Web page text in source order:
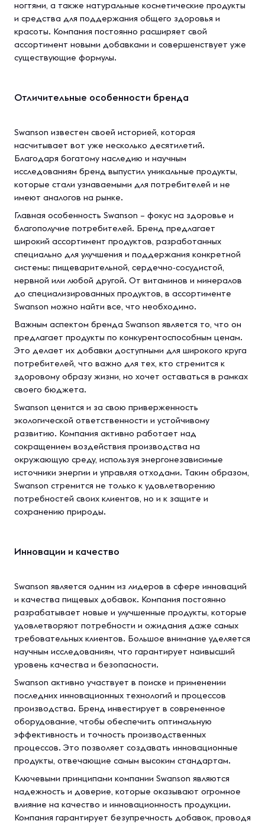
ногтями, а также натуральные косметические продукты
и средства для поддержания общего здоровья и
красоты. Компания постоянно расширяет свой
ассортимент новыми добавками и совершенствует уже
существующие формулы.
Отличительные особенности бренда
Swanson известен своей историей, которая
насчитывает вот уже несколько десятилетий.
Благодаря богатому наследию и научным
исследованиям бренд выпустил уникальные продукты,
которые стали узнаваемыми для потребителей и не
имеют аналогов на рынке.
Главная особенность Swanson – фокус на здоровье и
благополучие потребителей. Бренд предлагает
широкий ассортимент продуктов, разработанных
специально для улучшения и поддержания конкретной
системы: пищеварительной, сердечно-сосудистой,
нервной или любой другой. От витаминов и минералов
до специализированных продуктов, в ассортименте
Swanson можно найти все, что необходимо.
Важным аспектом бренда Swanson является то, что он
предлагает продукты по конкурентоспособным ценам.
Это делает их добавки доступными для широкого круга
потребителей, что важно для тех, кто стремится к
здоровому образу жизни, но хочет оставаться в рамках
своего бюджета.
Swanson ценится и за свою приверженность
экологической ответственности и устойчивому
развитию. Компания активно работает над
сокращением воздействия производства на
окружающую среду, используя энергонезависимые
источники энергии и управляя отходами. Таким образом,
Swanson стремится не только к удовлетворению
потребностей своих клиентов, но и к защите и
сохранению природы.
Инновации и качество
Swanson является одним из лидеров в сфере инноваций
и качества пищевых добавок. Компания постоянно
разрабатывает новые и улучшенные продукты, которые
удовлетворяют потребности и ожидания даже самых
требовательных клиентов. Большое внимание уделяется
научным исследованиям, что гарантирует наивысший
уровень качества и безопасности.
Swanson активно участвует в поиске и применении
последних инновационных технологий и процессов
производства. Бренд инвестирует в современное
оборудование, чтобы обеспечить оптимальную
эффективность и точность производственных
процессов. Это позволяет создавать инновационные
продукты, отвечающие самым высоким стандартам.
Ключевыми принципами компании Swanson являются
надежность и доверие, которые оказывают огромное
влияние на качество и инновационность продукции.
Компания гарантирует безупречность добавок, проводя